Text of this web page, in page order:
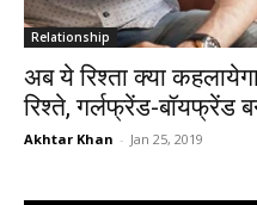
Relationship
अब ये रिश्ता क्या
रिश्ते, गर्लफ्रेंड-बॉयफ्रेंड
Akhtar Khan - Jan 25, 2019